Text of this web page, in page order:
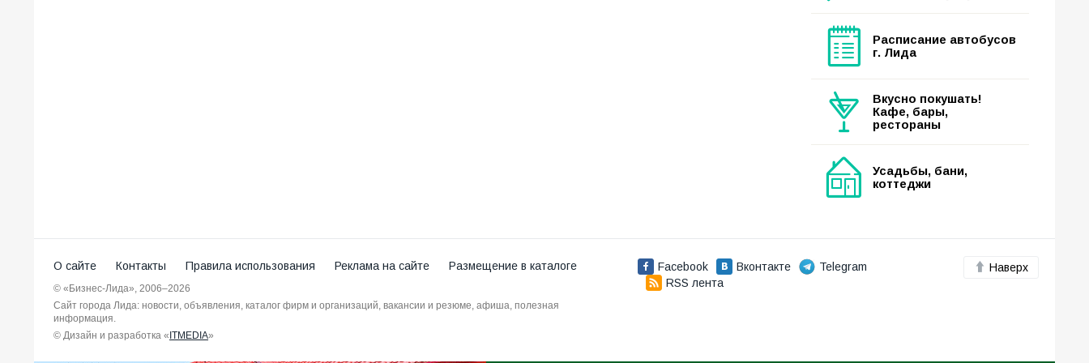
Расписание автобусов
г. Лида
Вкусно покушать!
Кафе, бары,
рестораны
Усадьбы, бани,
коттеджи
О сайте Контакты Правила использования Реклама на сайте Размещение в каталоге
© «Бизнес-Лида», 2006–2026
Сайт города Лида: новости, объявления, каталог фирм и организаций, вакансии и резюме, афиша, полезная
информация.
© Дизайн и разработка « ITMEDIA»
Facebook Вконтакте
Telegram
RSS лента
Наверх